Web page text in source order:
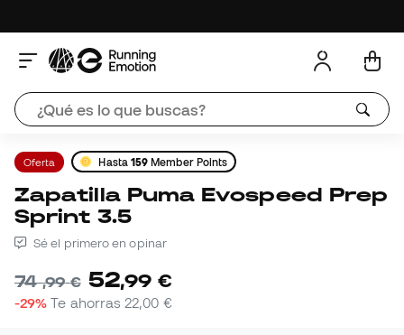
Oferta Hasta 159 Member Points
Zapatilla Puma Evospeed Prep
Sprint 3.5
Sé el primero en opinar
74,99 € 52,99 €
-29% Te ahorras 22,00 €